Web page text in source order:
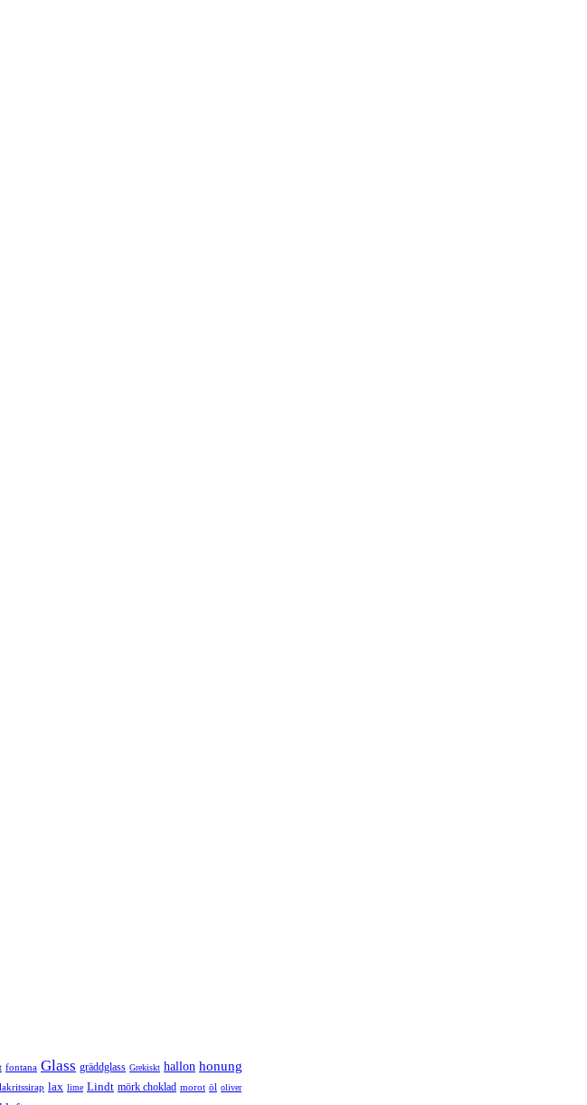
fontana Glass gräddglass Grekiskt hallon honung
lakritssirap lax lime Lindt mörk choklad morot öl oliver